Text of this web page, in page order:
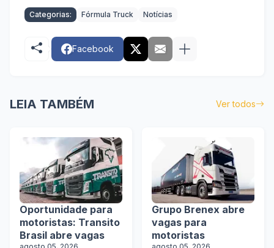
Categorias: Fórmula Truck Notícias
Facebook
LEIA TAMBÉM Ver todos
Oportunidade para
motoristas: Transito
Brasil abre vagas
Grupo Brenex abre
vagas para
motoristas